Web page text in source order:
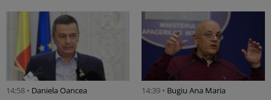
14:58 • Daniela Oancea 14:39 • Bugiu ⁠Ana Maria